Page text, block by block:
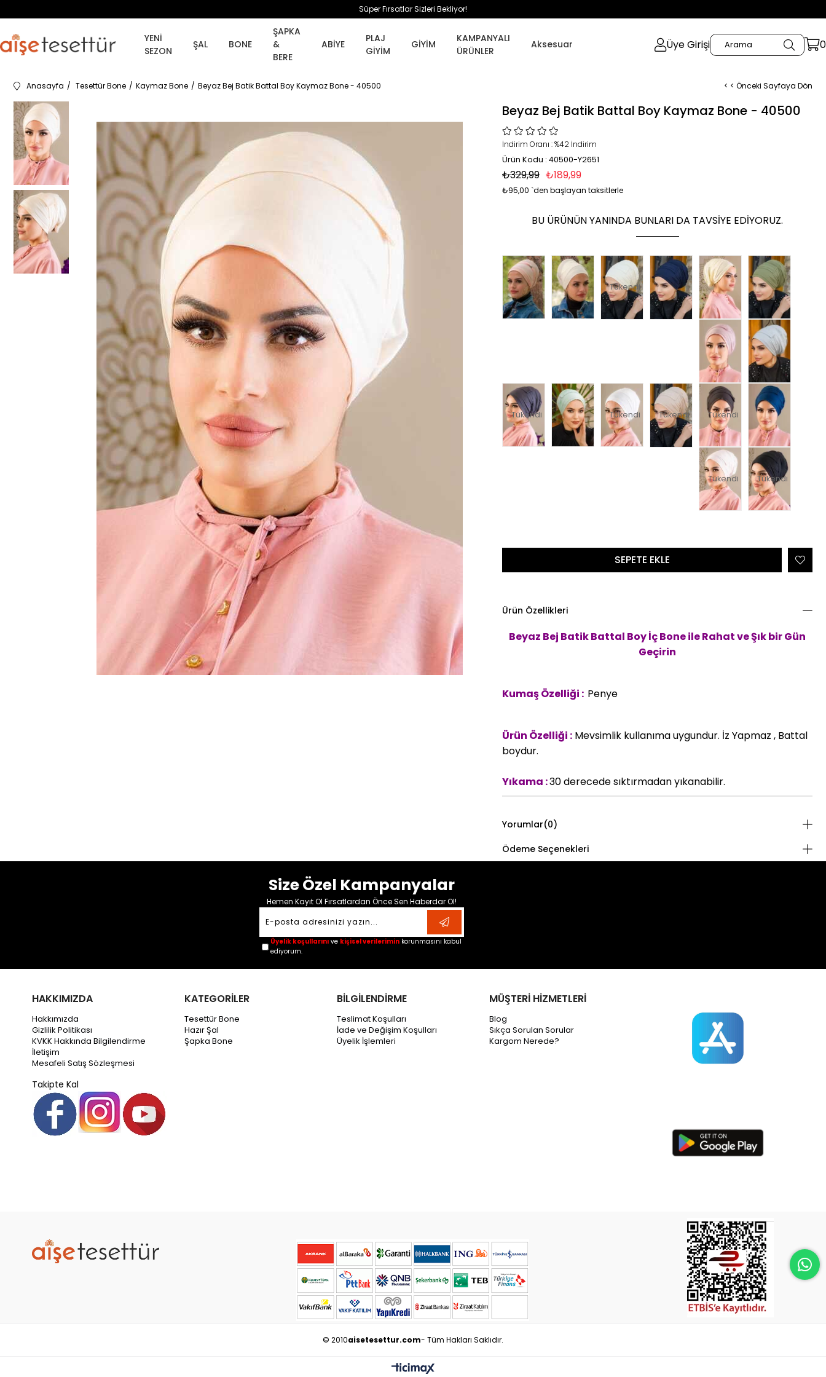
Süper Fırsatlar Sizleri Bekliyor!
YENİ
SEZON
ŞAL BONE
ŞAPKA
&
BERE
ABİYE
PLAJ
GİYİM
GİYİM
KAMPANYALI
ÜRÜNLER
Aksesuar Üye Girişi 0
Anasayfa Tesettür Bone Kaymaz Bone Beyaz Bej Batik Battal Boy Kaymaz Bone - 40500 < < Önceki Sayfaya Dön
Beyaz Bej Batik Battal Boy Kaymaz Bone - 40500
İndirim Oranı :%42 İndirim
Ürün Kodu : 40500-Y2651
₺329,99 ₺189,99
₺95,00 `den başlayan taksitlerle
BU ÜRÜNÜN YANINDA BUNLARI DA TAVSIYE EDIYORUZ.
Tükendi
Tükendi Tükendi Tükendi Tükendi
Tükendi Tükendi
Ürün Özellikleri
Beyaz Bej Batik Battal Boy İç Boneile Rahat ve Şık bir Gün
Geçirin
Kumaş Özelliği : Penye
Ürün Özelliği : Mevsimlik kullanıma uygundur. İz Yapmaz , Battal
boydur.
Yıkama :30 derecede sıktırmadan yıkanabilir.
Yorumlar(0)
Ödeme Seçenekleri
Size Özel Kampanyalar
Hemen Kayıt Ol Fırsatlardan Önce Sen Haberdar Ol!
Üyelik koşullarını ve kişisel verilerimin korunmasını kabul
ediyorum.
HAKKIMIZDA
Hakkımızda
Gizlilik Politikası
KVKK Hakkında Bilgilendirme
İletişim
Mesafeli Satış Sözleşmesi
Takipte Kal
KATEGORİLER
Tesettür Bone
Hazır Şal
Şapka Bone
BİLGİLENDİRME
Teslimat Koşulları
İade ve Değişim Koşulları
Üyelik İşlemleri
MÜŞTERİ HİZMETLERİ
Blog
Sıkça Sorulan Sorular
Kargom Nerede?
© 2010aisetesettur.com- Tüm Hakları Saklıdır.